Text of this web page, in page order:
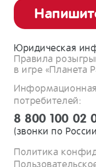
Юридическая
Правила
в игре «Планета
потребителей:
8 800 100 02
(звонки по
Политика